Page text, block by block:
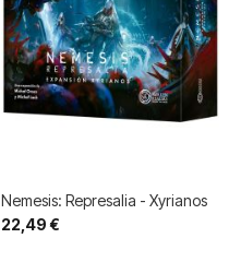
Nemesis: Represalia - Xyrianos
22,49 €